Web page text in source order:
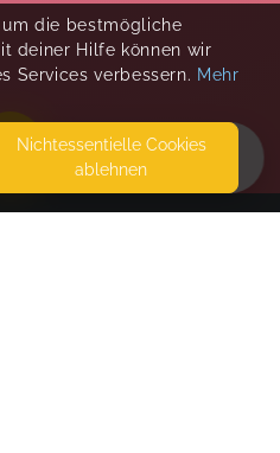
um die bestmögliche
deiner Hilfe können wir
Services verbessern. Mehr
Nicht­essentielle Cookies
ablehnen